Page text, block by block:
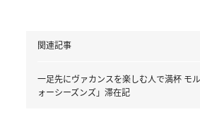
関連記事
一足先にヴァカンスを楽しむ人で満杯 モ
ォーシーズンズ」滞在記